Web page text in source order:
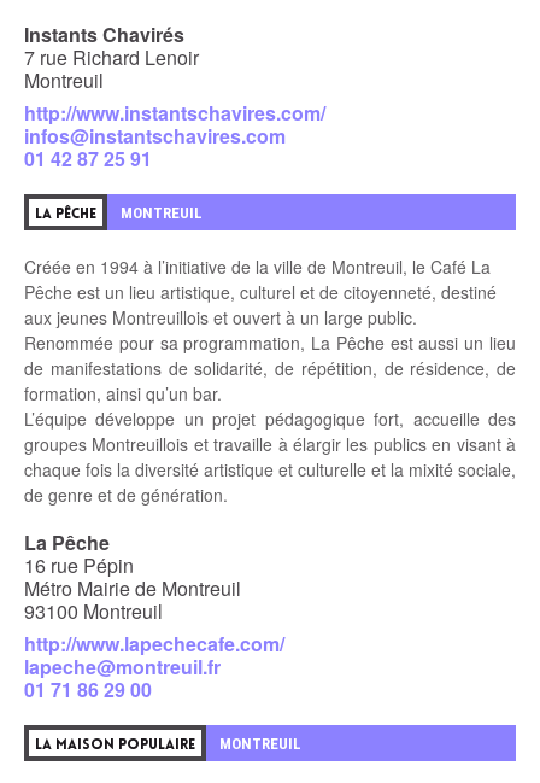
Instants Chavirés
7 rue Richard Lenoir
Montreuil
http://www.instantschavires.com/
infos@instantschavires.com
01 42 87 25 91
LA PÊCHE MONTREUIL
Créée en 1994 à l’initiative de la ville de Montreuil, le Café La
Pêche est un lieu artistique, culturel et de citoyenneté, destiné
aux jeunes Montreuillois et ouvert à un large public.
Renommée pour sa programmation, La Pêche est aussi un lieu
de manifestations de solidarité, de répétition, de résidence, de
formation, ainsi qu’un bar.
L’équipe développe un projet pédagogique fort, accueille des
groupes Montreuillois et travaille à élargir les publics en visant à
chaque fois la diversité artistique et culturelle et la mixité sociale,
de genre et de génération.
La Pêche
16 rue Pépin
Métro Mairie de Montreuil
93100 Montreuil
http://www.lapechecafe.com/
lapeche@montreuil.fr
01 71 86 29 00
LA MAISON POPULAIRE MONTREUIL